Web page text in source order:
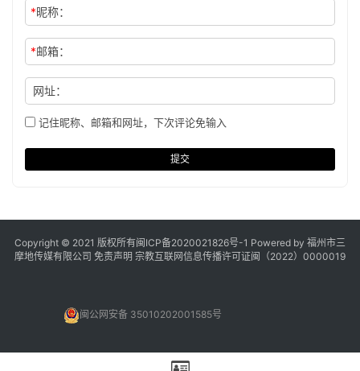
*昵称：
*邮箱：
网址：
记住昵称、邮箱和网址，下次评论免输入
提交
Copyright © 2021 版权所有闽ICP备2020021826号-1 Powered by 福州市三
摩地传媒有限公司 免责声明 宗教互联网信息传播许可证闽（2022）0000019
闽公网安备 35010202001585号